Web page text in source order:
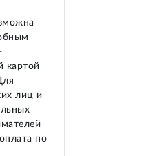
картой
лиц и
по